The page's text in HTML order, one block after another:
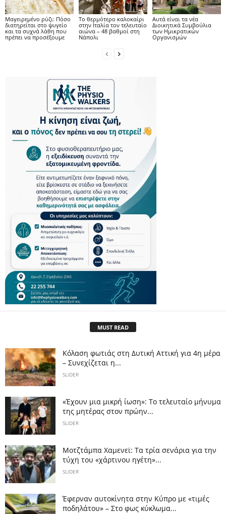
Μαγειρεμένο ρύζι: Πόσο
διατηρείται στο ψυγείο
και τα συχνά λάθη που
πρέπει να προσέξουμε
Το θερμότερο καλοκαίρι
στην Ιταλία τον τελευταίο
αιώνα – 48 βαθμοί στη
Νάπολι
Αυτά είναι τα νέα
Διοικητικά Συμβούλια
των Ημικρατικών
Οργανισμών
MUST READ
Κόλαση φωτιάς στη Δυτική Αττική για 4η μέρα
– Συνεχίζεται η...
SLIDER
«Έχουν μια μικρή ίωση»: Το τελευταίο μήνυμα
της μητέρας στον πρώην...
SLIDER
Μοτζτάμπα Χαμενεϊ: Τα τρία σενάρια για την
τύχη του «χάρτινου ηγέτη»...
SLIDER
Έφερναν αυτοκίνητα στην Κύπρο με «τιμές
ποδηλάτου» – Στο φως κύκλωμα...